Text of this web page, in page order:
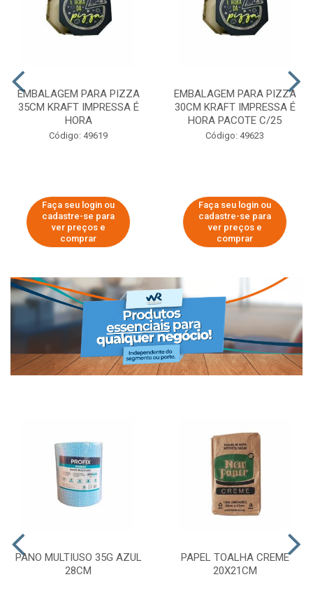
EMBALAGEM PARA PIZZA
35CM KRAFT IMPRESSA É
HORA
Código: 49619
Faça seu login ou
cadastre-se para
ver preços e
comprar
EMBALAGEM PARA PIZZA
30CM KRAFT IMPRESSA É
HORA PACOTE C/25
Código: 49623
Faça seu login ou
cadastre-se para
ver preços e
comprar
PANO MULTIUSO 35G AZUL
28CM
PAPEL TOALHA CREME
20X21CM